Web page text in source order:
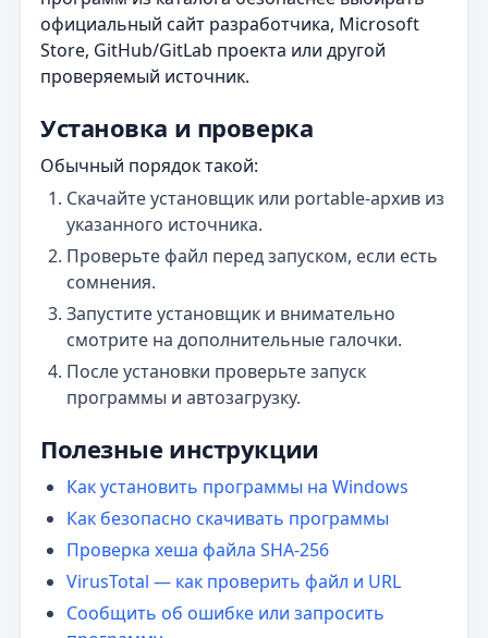
официальный сайт разработчика, Microsoft
Store, GitHub/GitLab проекта или другой
проверяемый источник.
Установка и проверка
Обычный порядок такой:
Скачайте установщик или portable-архив из
указанного источника.
Проверьте файл перед запуском, если есть
сомнения.
Запустите установщик и внимательно
смотрите на дополнительные галочки.
После установки проверьте запуск
программы и автозагрузку.
Полезные инструкции
Как установить программы на Windows
Как безопасно скачивать программы
Проверка хеша файла SHA-256
VirusTotal — как проверить файл и URL
Сообщить об ошибке или запросить